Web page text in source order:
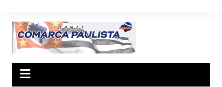
conteúdo